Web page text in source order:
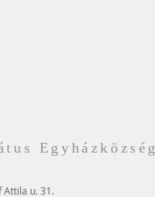
Egyházközség
Attila u. 31.